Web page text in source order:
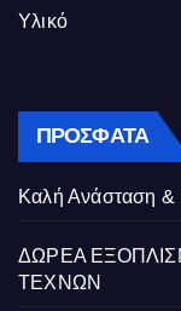
Υλικό
ΠΡΌΣΦΑΤΑ
Καλή Ανάσταση
ΔΩΡΕΑ
ΤΕΧΝΩΝ